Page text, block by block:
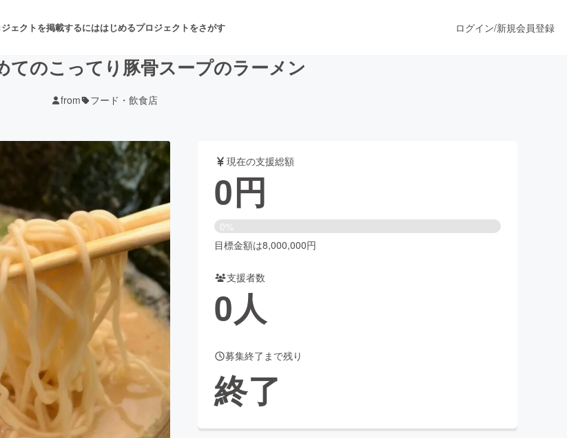
ェクトを掲載するにははじめるプロジェクトをさがす
舞台・パフォーマンス
ービス開発 フード・飲食店
出版 アニメ・漫画
ビューティー・ヘルスケア
CAMPFIRE for Social Good
CAMPFIRE Creation
CAMPFIREふるさと納税 machi-yaコミュニティ
ログイン/新規会員登録
てのこってり豚骨スープのラーメン
from フード・飲食店
現在の支援総額
0円
0%
目標金額は8,000,000円
支援者数
0人
募集終了まで残り
終了